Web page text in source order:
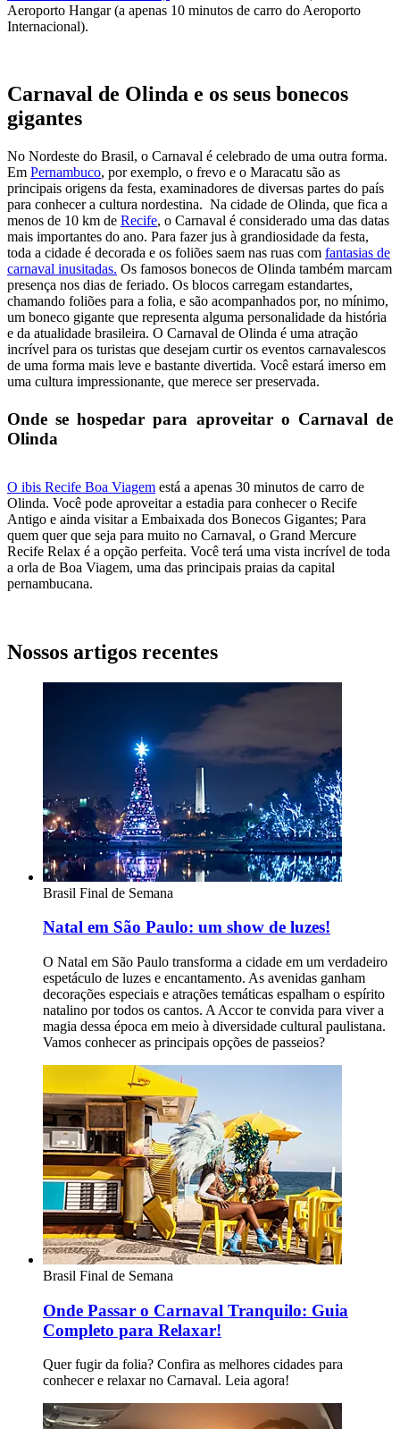
Aeroporto Hangar (a apenas 10 minutos de carro do Aeroporto
Internacional).
Carnaval de Olinda e os seus bonecos
gigantes
No Nordeste do Brasil, o Carnaval é celebrado de uma outra forma.
Em Pernambuco, por exemplo, o frevo e o Maracatu são as
principais origens da festa, examinadores de diversas partes do país
para conhecer a cultura nordestina. Na cidade de Olinda, que fica a
menos de 10 km de Recife, o Carnaval é considerado uma das datas
mais importantes do ano. Para fazer jus à grandiosidade da festa,
toda a cidade é decorada e os foliões saem nas ruas com fantasias de
carnaval inusitadas. Os famosos bonecos de Olinda também marcam
presença nos dias de feriado. Os blocos carregam estandartes,
chamando foliões para a folia, e são acompanhados por, no mínimo,
um boneco gigante que representa alguma personalidade da história
e da atualidade brasileira. O Carnaval de Olinda é uma atração
incrível para os turistas que desejam curtir os eventos carnavalescos
de uma forma mais leve e bastante divertida. Você estará imerso em
uma cultura impressionante, que merece ser preservada.
Onde se hospedar para aproveitar o Carnaval de
Olinda
O ibis Recife Boa Viagem está a apenas 30 minutos de carro de
Olinda. Você pode aproveitar a estadia para conhecer o Recife
Antigo e ainda visitar a Embaixada dos Bonecos Gigantes; Para
quem quer que seja para muito no Carnaval, o Grand Mercure
Recife Relax é a opção perfeita. Você terá uma vista incrível de toda
a orla de Boa Viagem, uma das principais praias da capital
pernambucana.
Nossos artigos recentes
Brasil Final de Semana
Natal em São Paulo: um show de luzes!
O Natal em São Paulo transforma a cidade em um verdadeiro
espetáculo de luzes e encantamento. As avenidas ganham
decorações especiais e atrações temáticas espalham o espírito
natalino por todos os cantos. A Accor te convida para viver a
magia dessa época em meio à diversidade cultural paulistana.
Vamos conhecer as principais opções de passeios?
Brasil Final de Semana
Onde Passar o Carnaval Tranquilo: Guia
Completo para Relaxar!
Quer fugir da folia? Confira as melhores cidades para
conhecer e relaxar no Carnaval. Leia agora!